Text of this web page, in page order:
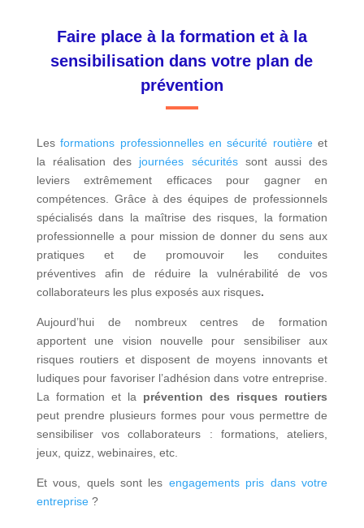
Faire place à la formation et à la
sensibilisation dans votre plan de
prévention
Lesformations professionnelles en sécurité routièreet
la réalisation des journées sécuritéssont aussi des
leviers extrêmement efficaces pour gagner en
compétences. Grâce à des équipes de professionnels
spécialisés dans la maîtrise des risques, la formation
professionnelle a pour mission de donner du sens aux
pratiques et de promouvoir les conduites
préventives afin de réduire la vulnérabilité de vos
collaborateurs les plus exposés aux risques.
Aujourd’hui de nombreux centres de formation
apportent une vision nouvelle pour sensibiliser aux
risques routiers et disposent de moyens innovants et
ludiques pour favoriser l’adhésion dans votre entreprise.
La formation et la prévention des risques routiers
peut prendre plusieurs formes pour vous permettre de
sensibiliser vos collaborateurs : formations, ateliers,
jeux, quizz, webinaires, etc.
Et vous, quels sont les engagements pris dans votre
entreprise?